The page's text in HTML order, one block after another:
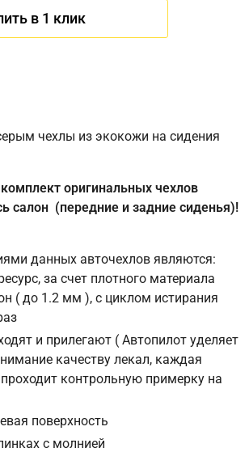
в 1 клик
персональных данных
своего согласия на обработку ваших
в целях исполнения запроса введите
чехлы из экокожи на сидения
оригинальных чехлов
салон (передние и задние сиденья)!
данных авточехлов являются:
за счет плотного материала
( до 1.2 мм ), с циклом истирания
и прилегают ( Автопилот уделяет
качеству лекал, каждая
контрольную примерку на
поверхность
с молнией